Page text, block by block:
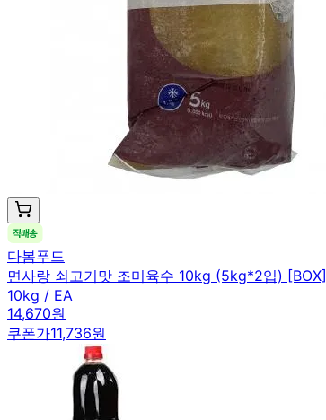
다봄푸드
면사랑 쇠고기맛 조미육수 10kg (5kg*2입) [BOX]
10kg / EA
14,670원
쿠폰가11,736원